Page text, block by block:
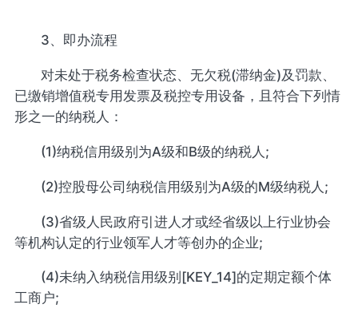
3、即办流程
对未处于税务检查状态、无欠税(滞纳金)及罚款、
已缴销增值税专用发票及税控专用设备，且符合下列情
形之一的纳税人：
(1)纳税信用级别为A级和B级的纳税人;
(2)控股母公司纳税信用级别为A级的M级纳税人;
(3)省级人民政府引进人才或经省级以上行业协会
等机构认定的行业领军人才等创办的企业;
(4)未纳入纳税信用级别[KEY_14]的定期定额个体
工商户;